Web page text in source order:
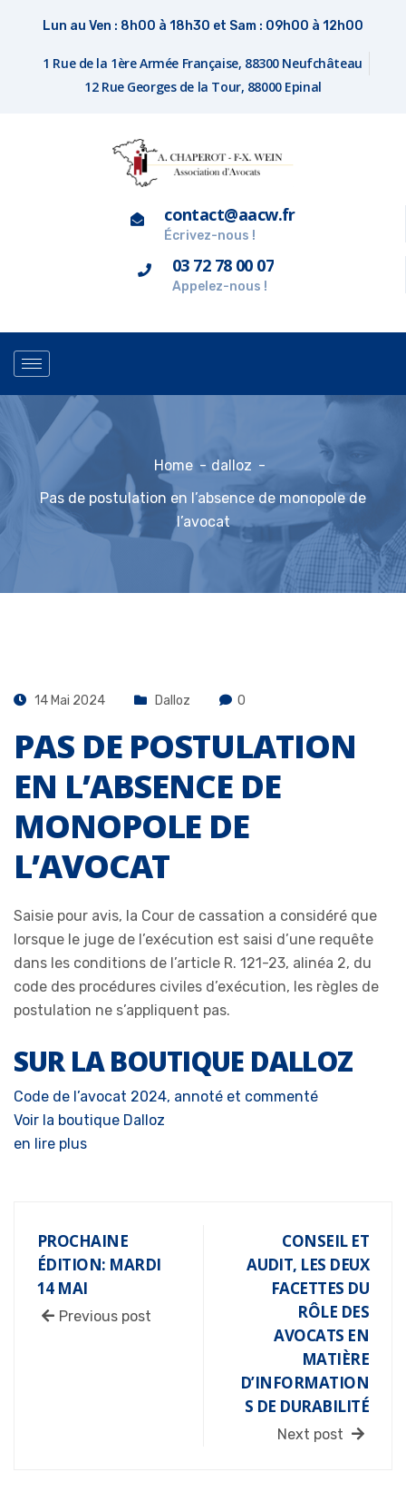
Lun au Ven : 8h00 à 18h30 et Sam : 09h00 à 12h00
1 Rue de la 1ère Armée Française, 88300 Neufchâteau
12 Rue Georges de la Tour, 88000 Epinal
contact@aacw.fr
Écrivez-nous !
03 72 78 00 07
Appelez-nous !
Home
dalloz
Pas de postulation en l’absence de monopole de
l’avocat
14 Mai 2024 Dalloz 0
PAS DE POSTULATION
EN L’ABSENCE DE
MONOPOLE DE
L’AVOCAT
Saisie pour avis, la Cour de cassation a considéré que
lorsque le juge de l’exécution est saisi d’une requête
dans les conditions de l’article R. 121-23, alinéa 2, du
code des procédures civiles d’exécution, les règles de
postulation ne s’appliquent pas.
SUR LA BOUTIQUE DALLOZ
Code de l’avocat 2024, annoté et commenté
Voir la boutique Dalloz
en lire plus
PROCHAINE
ÉDITION: MARDI
14 MAI
Previous post
CONSEIL ET
AUDIT, LES DEUX
FACETTES DU
RÔLE DES
AVOCATS EN
MATIÈRE
D’INFORMATION
S DE DURABILITÉ
Next post